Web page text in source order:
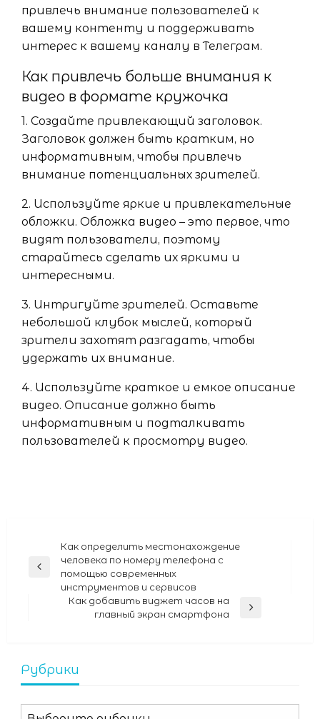
привлечь внимание пользователей к
вашему контенту и поддерживать
интерес к вашему каналу в Телеграм.
Как привлечь больше внимания к
видео в формате кружочка
1. Создайте привлекающий заголовок.
Заголовок должен быть кратким, но
информативным, чтобы привлечь
внимание потенциальных зрителей.
2. Используйте яркие и привлекательные
обложки. Обложка видео – это первое, что
видят пользователи, поэтому
старайтесь сделать их яркими и
интересными.
3. Интригуйте зрителей. Оставьте
небольшой клубок мыслей, который
зрители захотят разгадать, чтобы
удержать их внимание.
4. Используйте краткое и емкое описание
видео. Описание должно быть
информативным и подталкивать
пользователей к просмотру видео.
Навигация
по
записям
Previous
Как определить местонахождение
человека по номеру телефона с
помощью современных
инструментов и сервисов
Как добавить виджет часов на
главный экран смартфона
Рубрики
Рубрики